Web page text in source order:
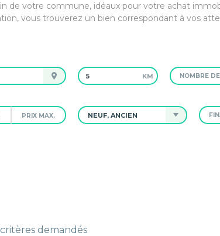
de votre commune, idéaux pour votre achat
vous trouverez un bien correspondant à vos
KM NOMBRE
NEUF, ANCIEN
demandés